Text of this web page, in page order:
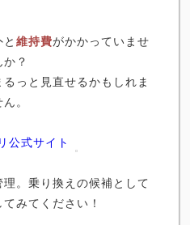
維持費がかかっていませ
か？
っと見直せるかもしれま
。
公式サイト
理。乗り換えの候補として
みてください！